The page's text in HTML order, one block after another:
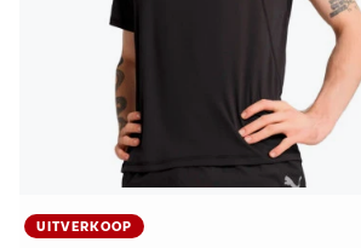
UITVERKOOP